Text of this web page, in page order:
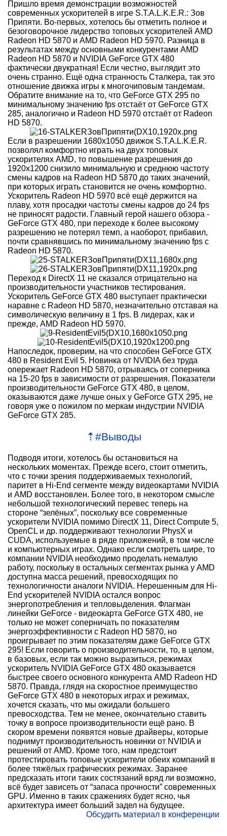
Пришло время демонстрации возможностей
современных ускорителей в игре S.T.A.L.K.E.R.: Зов
Припяти. Во-первых, хотелось бы отметить полное и
безоговорочное лидерство топовых ускорителей AMD
Radeon HD 5870 и AMD Radeon HD 5970. Разница в
результатах между основными конкурентами AMD
Radeon HD 5870 и NVIDIA GeForce GTX 480
фактически двукратная! Если честно, выглядит это
очень странно. Ещё одна странность Сталкера, так это
отношение движка игры к многочиповым тандемам.
Обратите внимание на то, что GeForce GTX 295 по
минимальному значению fps отстаёт от GeForce GTX
285, аналогично и Radeon HD 5970 отстаёт от Radeon
HD 5870.
Если в разрешении 1680x1050 движок S.T.A.L.K.E.R.
позволял комфортно играть на двух топовых
ускорителях AMD, то повышение разрешения до
1920x1200 снизило минимальную и среднюю частоту
смены кадров на Radeon HD 5870 до таких значений,
при которых играть становится не очень комфортно.
Ускоритель Radeon HD 5970 всё ещё держится на
плаву, хотя просадки частоты смены кадров до 24 fps
не приносят радости. Главный герой нашего обзора -
GeForce GTX 480, при переходе к более высокому
разрешению не потерял темп, а наоборот, прибавил,
почти сравнявшись по минимальному значению fps с
Radeon HD 5870.
Переход к DirectX 11 не сказался отрицательно на
производительности участников тестирования.
Ускоритель GeForce GTX 480 выступает практически
наравне с Radeon HD 5870, незначительно отставая на
символическую величину в 1 fps. В лидерах, как и
прежде, AMD Radeon HD 5970.
Напоследок, проверим, на что способен GeForce GTX
480 в Resident Evil 5. Новинка от NVIDIA без труда
опережает Radeon HD 5870, отрываясь от соперника
на 15-20 fps в зависимости от разрешения. Показатели
производительности GeForce GTX 480, в целом,
оказываются даже лучше оных у GeForce GTX 295, не
говоря уже о пожилом по меркам индустрии NVIDIA
GeForce GTX 285.
⇡ #Выводы
Подводя итоги, хотелось бы остановиться на
нескольких моментах. Прежде всего, стоит отметить,
что с точки зрения поддерживаемых технологий,
паритет в Hi-End сегменте между видеокартами NVIDIA
и AMD восстановлен. Более того, в некотором смысле
небольшой технологический перевес теперь на
стороне “зелёных”, поскольку все современные
ускорители NVIDIA помимо DirectX 11, Direct Compute 5,
OpenCL и др. поддерживают технологии PhysX и
CUDA, используемые в ряде приложений, в том числе
и компьютерных играх. Однако если смотреть шире, то
компании NVIDIA необходимо проделать немалую
работу, поскольку в остальных сегментах рынка у AMD
доступна масса решений, превосходящих по
технологичности аналоги NVIDIA. Нерешенным для Hi-
End ускорителей NVIDIA остался вопрос
энергопотребления и тепловыделения. Флагман
линейки GeForce - видеокарта GeForce GTX 480, не
только не может соперничать по показателям
энергоэффективности с Radeon HD 5870, но
проигрывает по этим показателям даже GeForce GTX
295! Если говорить о производительности, то, в целом,
в базовых, если так можно выразиться, режимах
ускоритель NVIDIA GeForce GTX 480 оказывается
быстрее своего основного конкурента AMD Radeon HD
5870. Правда, глядя на скоростное преимущество
GeForce GTX 480 в некоторых играх и режимах,
хочется сказать, что мы ожидали большего
превосходства. Тем не менее, окончательно ставить
точку в вопросе производительности ещё рано. В
скором времени появятся новые драйверы, которые
поднимут производительность новинки от NVIDIA и
решений от AMD. Кроме того, нам предстоит
протестировать топовые ускорители обеих компаний в
более тяжёлых графических режимах. Заранее
предсказать итоги таких состязаний вряд ли возможно,
всё будет зависеть от “запаса прочности” современных
GPU. Именно в таких сражениях будет ясно, чья
архитектура имеет больший задел на будущее.
Обсудить материал в конференции